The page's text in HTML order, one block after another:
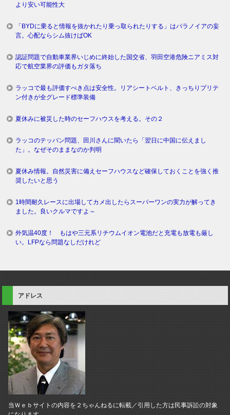
より安い可能性大
「BYDに乗ると情報を抜かれたり乗っ取られたりする」はパラノイアの妄
言。心配ならシム抜けばOK
認証問題で自動車業界いじめに終始した国交省、羽田空港危険ニアミス対
応で航空業界の評価もガタ落ち
ラッコで最も評価すべき点は安全性。リアシートベルト、きっちりプリテ
ン付きが全グレード標準装備
夏休みに被災した時のセーフハウスを考える。その２
ラッコのテッパン問題、田川さんに聞いたら「翌日に中国に伝えまし
た」。なぜそのままなのか判明
夏休み情報。自然災害に備えセーフハウスなど確保しておくことを強く推
奨したいと思う
1時間耐久レースに出場してカメ出したらスーパーワンの実力が解ってき
ました。良いクルマですよ～
外気温40度！ もはや三元系リチウムイオン電池だと充電も放電も厳し
い。LFPなら問題なしだけれど
アドレス
当Ｗｅｂサイトの内容を２ちゃんねるに転載／引用した方は民事訴訟の対象